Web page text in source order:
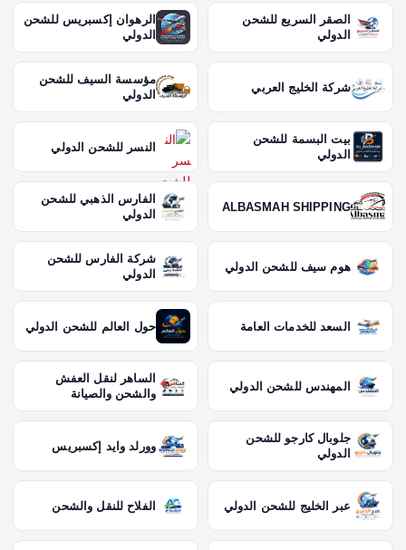
الصقر السريع للشحن
الدولي
الرهوان إكسبريس للشحن
الدولي
شركة الخليج العربي
مؤسسة السيف للشحن
الدولي
بيت البسمة للشحن
الدولي
النسر للشحن الدولي
ALBASMAH SHIPPING
الفارس الذهبي للشحن
الدولي
هوم سيف للشحن الدولي
شركة الفارس للشحن
الدولي
السعد للخدمات العامة حول العالم للشحن الدولي
المهندس للشحن الدولي
الساهر لنقل العفش
والشحن والصيانة
جلوبال كارجو للشحن
الدولي
وورلد وايد إكسبريس
عبر الخليج للشحن الدولي الفلاح للنقل والشحن